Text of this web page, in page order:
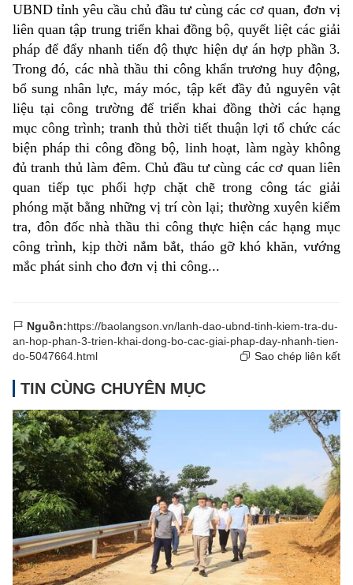
UBND tỉnh yêu cầu chủ đầu tư cùng các cơ quan, đơn vị
liên quan tập trung triển khai đồng bộ, quyết liệt các giải
pháp để đẩy nhanh tiến độ thực hiện dự án hợp phần 3.
Trong đó, các nhà thầu thi công khẩn trương huy động,
bổ sung nhân lực, máy móc, tập kết đầy đủ nguyên vật
liệu tại công trường để triển khai đồng thời các hạng
mục công trình; tranh thủ thời tiết thuận lợi tổ chức các
biện pháp thi công đồng bộ, linh hoạt, làm ngày không
đủ tranh thủ làm đêm. Chủ đầu tư cùng các cơ quan liên
quan tiếp tục phối hợp chặt chẽ trong công tác giải
phóng mặt bằng những vị trí còn lại; thường xuyên kiểm
tra, đôn đốc nhà thầu thi công thực hiện các hạng mục
công trình, kịp thời nắm bắt, tháo gỡ khó khăn, vướng
mắc phát sinh cho đơn vị thi công...
Nguồn:https://baolangson.vn/lanh-dao-ubnd-tinh-kiem-tra-du-
an-hop-phan-3-trien-khai-dong-bo-cac-giai-phap-day-nhanh-tien-
do-5047664.html
Sao chép liên kết
TIN CÙNG CHUYÊN MỤC